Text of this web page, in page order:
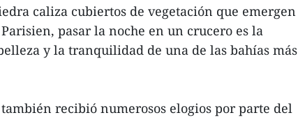
caliza cubiertos de vegetación que emergen
pasar la noche en un crucero es la
y la tranquilidad de una de las bahías más
recibió numerosos elogios por parte del